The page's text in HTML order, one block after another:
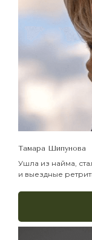
Тамара Шипунова
Ушла из найма,
и выездные
Я согласен с
обработки
Я согласен